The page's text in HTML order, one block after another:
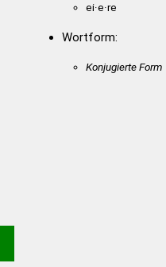
ei·e·re
Wortform:
Konjugierte Form